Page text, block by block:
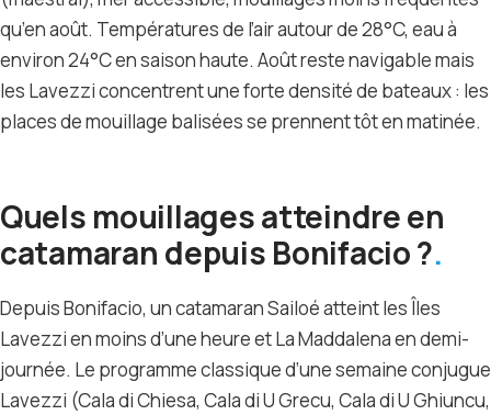
qu’en août. Températures de l’air autour de 28°C, eau à
environ 24°C en saison haute. Août reste navigable mais
les Lavezzi concentrent une forte densité de bateaux : les
places de mouillage balisées se prennent tôt en matinée.
Quels mouillages atteindre en
catamaran depuis Bonifacio ?
Depuis Bonifacio, un catamaran Sailoé atteint les Îles
Lavezzi en moins d’une heure et La Maddalena en demi-
journée. Le programme classique d’une semaine conjugue
Lavezzi (Cala di Chiesa, Cala di U Grecu, Cala di U Ghiuncu,